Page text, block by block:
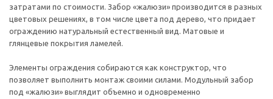
затратами по стоимости. Забор «жалюзи» производится в разных
цветовых решениях, в том числе цвета под дерево, что придает
ограждению натуральный естественный вид. Матовые и
глянцевые покрытия ламелей.
Элементы ограждения собираются как конструктор, что
позволяет выполнить монтаж своими силами. Модульный забор
под «жалюзи» выглядит объемно и одновременно